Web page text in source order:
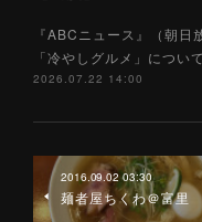
『ABCニュース』（朝日
「冷やしグルメ」につい
2026.07.22 14:00
2016.09.02 03:30
麺者屋ちくわ＠富里